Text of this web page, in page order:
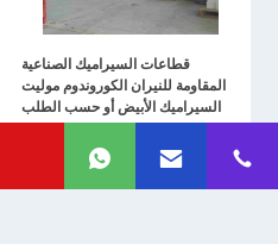
قطاعات السيراميك الصناعية
المقاومة للنيران الكوروندوم موليت
السيراميك الأبيض أو حسب الطلب
Get Best Price